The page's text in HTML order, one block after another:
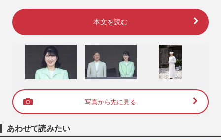
本文を読む
写真から先に見る
あわせて読みたい